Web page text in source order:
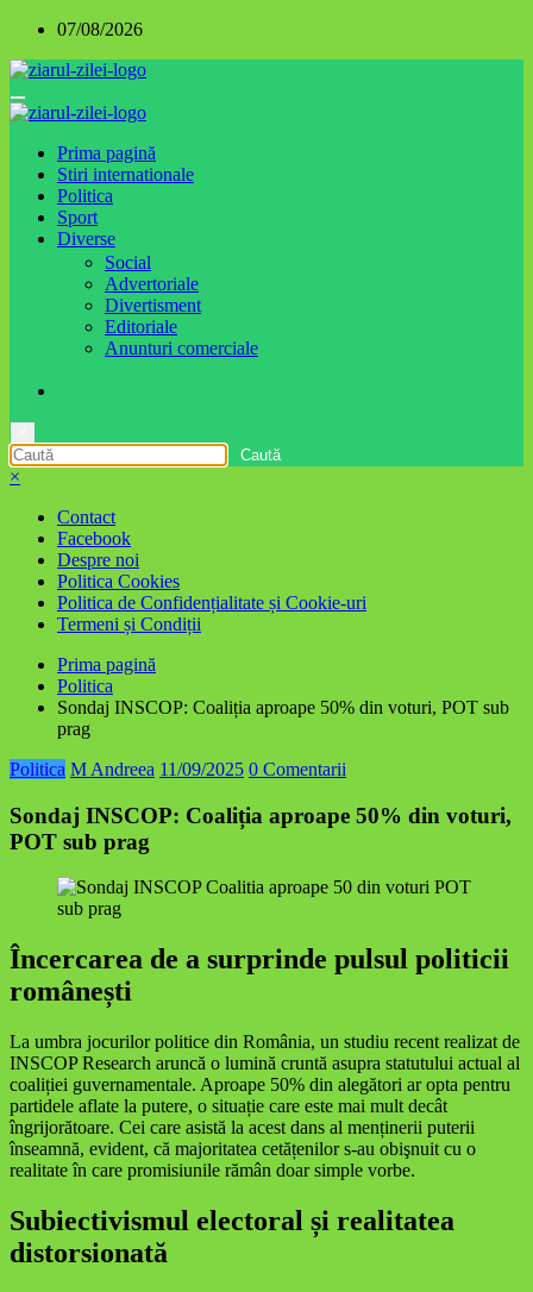
conținut
07/08/2026
Prima pagină
Stiri internationale
Politica
Sport
Diverse
Social
Advertoriale
Divertisment
Editoriale
Anunturi comerciale
×
Contact
Facebook
Despre noi
Politica Cookies
Politica de Confidențialitate și Cookie-uri
Termeni și Condiții
Prima pagină
Politica
Sondaj INSCOP: Coaliția aproape 50% din voturi, POT sub
prag
Politica M Andreea 11/09/2025 0 Comentarii
Sondaj INSCOP: Coaliția aproape 50% din voturi,
POT sub prag
Încercarea de a surprinde pulsul politicii
românești
La umbra jocurilor politice din România, un studiu recent realizat de
INSCOP Research aruncă o lumină cruntă asupra statutului actual al
coaliției guvernamentale. Aproape 50% din alegători ar opta pentru
partidele aflate la putere, o situație care este mai mult decât
îngrijorătoare. Cei care asistă la acest dans al menținerii puterii
înseamnă, evident, că majoritatea cetățenilor s-au obişnuit cu o
realitate în care promisiunile rămân doar simple vorbe.
Subiectivismul electoral și realitatea
distorsionată